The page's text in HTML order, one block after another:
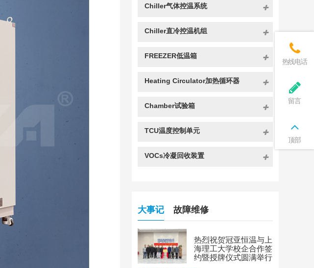
Chiller气体控温系统
Chiller直冷控温机组
FREEZER低温箱
Heating Circulator加热循环器
Chamber试验箱
TCU温度控制单元
VOCs冷凝回收装置
大事记 故障维修
热烈祝贺冠亚恒温与上
海理工大学校企合作签
约暨授牌仪式圆满举行
热线电话
留言
顶部